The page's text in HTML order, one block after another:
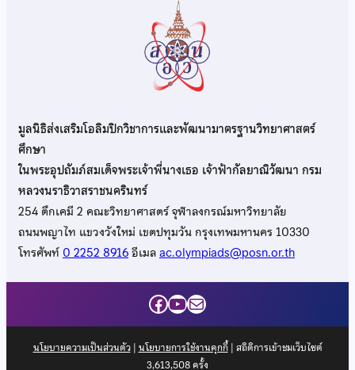
มูลนิธิส่งเสริมโอลิมปิกวิชาการและพัฒนามาตรฐานวิทยาศาสตร์
ศึกษา
ในพระอุปถัมภ์สมเด็จพระเจ้าพี่นางเธอ เจ้าฟ้ากัลยาณิวัฒนา กรม
หลวงนราธิวาสราชนครินทร์
254 ตึกเคมี 2 คณะวิทยาศาสตร์ จุฬาลงกรณ์มหาวิทยาลัย
ถนนพญาไท แขวงวังใหม่ เขตปทุมวัน กรุงเทพมหานคร 10330
โทรศัพท์0 2252 8916อีเมลac.olympiads@posn.or.th
Facebook
YouTube
Mail
นโยบายความเป็นส่วนตัว| นโยบายการใช้งานคุกกี้| สถิติการเข้าชมเว็บไซต์
3,613,508ครั้ง